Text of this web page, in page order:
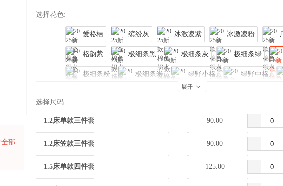
部
选择花色:
爱格桔 缤纷灰 冰激凌紫 冰激凌粉
格韵紫 极细条黑 极细条灰 极细条绿
极细条粉 极细条米 绿野小格 绿野中格
曲奇中格粉
展开 
选择尺码:
1.2床单款三件套 90.00
1.2床笠款三件套 90.00
1.5床单款四件套 125.00